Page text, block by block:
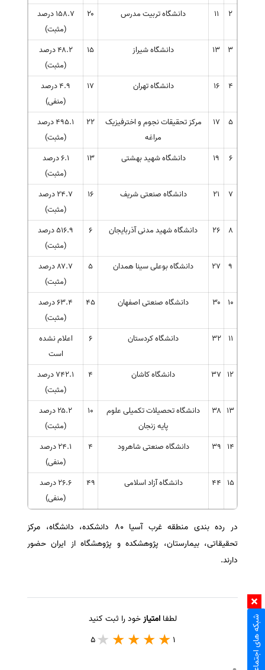
۲
۱۱ دانشگاه تربیت مدرس ۲۰
۱۵۸.۷ درصد
(مثبت)
۳
۱۳ دانشگاه شیراز ۱۵
۴۸.۲ درصد
(مثبت)
۴
۱۶ دانشگاه تهران ۱۷
۴.۹ درصد
(منفی)
۵
۱۷
مرکز تحقیقات نجوم و اخترفیزیک
مراغه
۲۲
۴۹۵.۱ درصد
(مثبت)
۶
۱۹ دانشگاه شهید بهشتی ۱۳
۶.۱ درصد
(مثبت)
۷
۲۱ دانشگاه صنعتی شریف ۱۶
۲۴.۷ درصد
(مثبت)
۸
۲۶ دانشگاه شهید مدنی آذربایجان ۶
۵۱۶.۹ درصد
(مثبت)
۹
۲۷ دانشگاه بوعلی سینا همدان ۵
۸۷.۷ درصد
(مثبت)
۱۰
۳۰ دانشگاه صنعتی اصفهان ۴۵
۶۳.۴ درصد
(مثبت)
۱۱
۳۲ دانشگاه کردستان ۶
اعلام نشده
است
۱۲ ۳۷ دانشگاه کاشان ۴
۷۴۲.۱ درصد
(مثبت)
۱۳ ۳۸
دانشگاه تحصیلات تکمیلی علوم
پایه زنجان
۱۰
۲۵.۲ درصد
(مثبت)
۱۴ ۳۹ دانشگاه صنعتی شاهرود ۴
۲۴.۱ درصد
(منفی)
۱۵ ۴۴ دانشگاه آزاد اسلامی ۴۹
۲۶.۶ درصد
(منفی)
در رده بندی منطقه غرب آسیا ۸۰ دانشکده، دانشگاه، مرکز
تحقیقاتی، بیمارستان، پژوهشکده و پژوهشگاه از ایران حضور
دارند.
لطفاامتیازخود را ثبت کنید
1
5 شبکه های اجتماعی